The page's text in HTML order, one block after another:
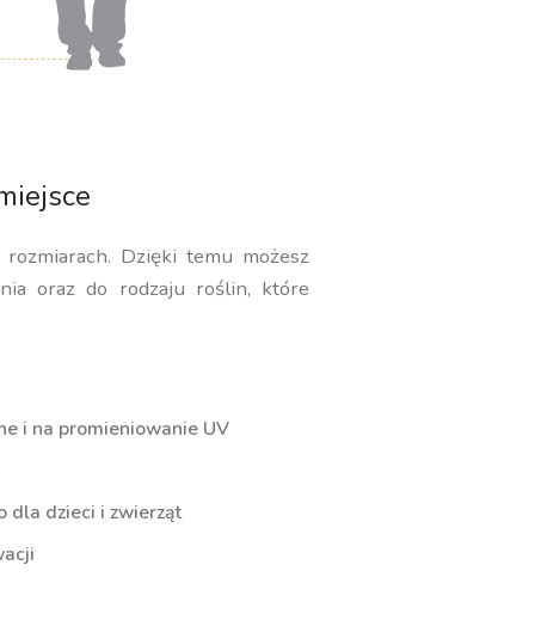
Dzięki temu możesz
oraz do rodzaju roślin, które
i na promieniowanie UV
dla dzieci i zwierząt